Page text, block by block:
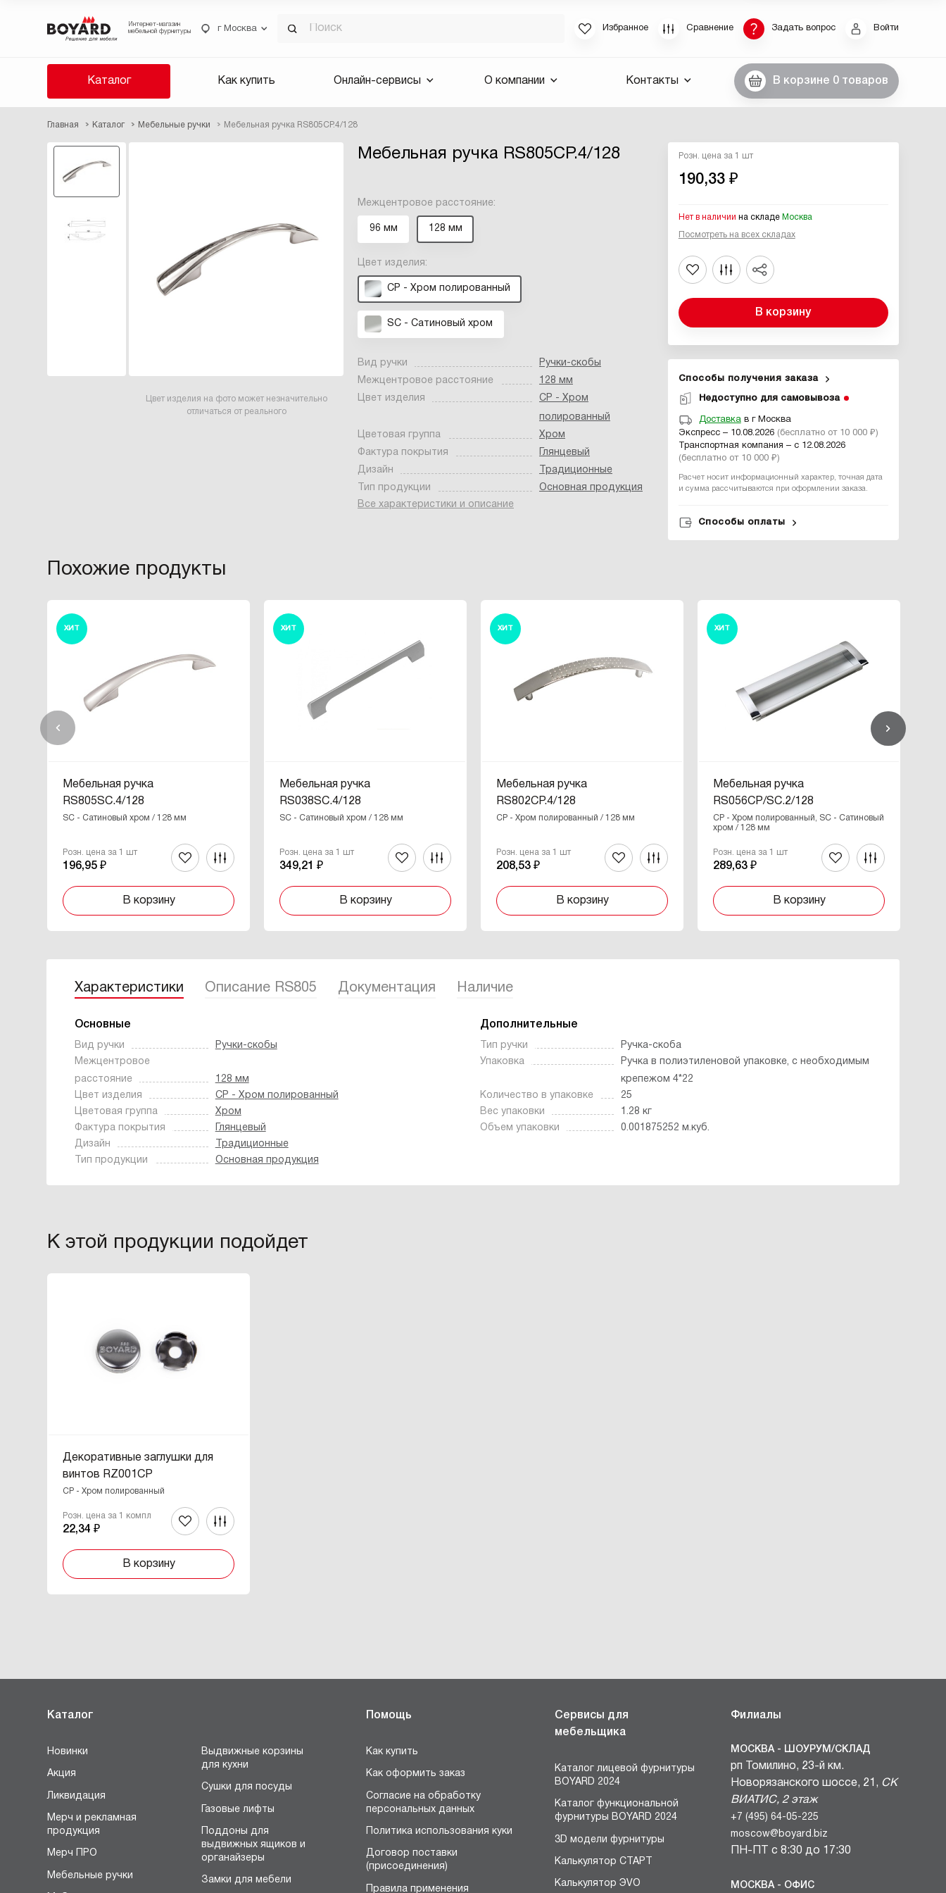
Интернет-магазин
мебельной фурнитуры
г Москва Избранное Сравнение Задать вопрос Войти
Каталог Как купить Онлайн-сервисы О компании Контакты В корзине 0 товаров
Главная Каталог Мебельные ручки Мебельная ручка RS805CP.4/128
Мебельная ручка RS805CP.4/128
Цвет изделия на фото может незначительно
отличаться от реального
Межцентровое расстояние:
96 мм 128 мм
Цвет изделия:
CP - Хром полированный
SC - Сатиновый хром
Вид ручки
Ручки-скобы
Межцентровое расстояние
128 мм
Цвет изделия
CP - Хром
полированный
Цветовая группа
Хром
Фактура покрытия
Глянцевый
Дизайн
Традиционные
Тип продукции
Основная продукция
Все характеристики и описание
Розн. цена за 1 шт
190,33 ₽
Нет в наличии на складе Москва
Посмотреть на всех складах
В корзину
Способы получения заказа
Недоступно для самовывоза
Доставкав г Москва
Экспресс – 10.08.2026 (бесплатно от 10 000 ₽)
Транспортная компания – с 12.08.2026
(бесплатно от 10 000 ₽)
Расчет носит информационный характер, точная дата
и сумма рассчитываются при оформлении заказа.
Способы оплаты
Похожие продукты
ХИТ
Мебельная ручка
RS805SC.4/128
SC - Сатиновый хром / 128 мм
Розн. цена за 1 шт
196,95 ₽
В корзину
ХИТ
Мебельная ручка
RS038SC.4/128
SC - Сатиновый хром / 128 мм
Розн. цена за 1 шт
349,21 ₽
В корзину
ХИТ
Мебельная ручка
RS802CP.4/128
CP - Хром полированный / 128 мм
Розн. цена за 1 шт
208,53 ₽
В корзину
ХИТ
Мебельная ручка
RS056CP/SC.2/128
CP - Хром полированный, SC - Сатиновый
хром / 128 мм
Розн. цена за 1 шт
289,63 ₽
В корзину
Характеристики Описание RS805 Документация Наличие
Основные
Вид ручки
Ручки-скобы
Межцентровое
расстояние
128 мм
Цвет изделия
CP - Хром полированный
Цветовая группа
Хром
Фактура покрытия
Глянцевый
Дизайн
Традиционные
Тип продукции
Основная продукция
Дополнительные
Тип ручки
Ручка-скоба
Упаковка
Ручка в полиэтиленовой упаковке, с необходимым
крепежом 4*22
Количество в упаковке
25
Вес упаковки
1.28 кг
Объем упаковки
0.001875252 м.куб.
К этой продукции подойдет
Декоративные заглушки для
винтов RZ001CP
CP - Хром полированный
Розн. цена за 1 компл
22,34 ₽
В корзину
Каталог
Новинки
Акция
Ликвидация
Мерч и рекламная
продукция
Мерч ПРО
Мебельные ручки
Выдвижные корзины
для кухни
Сушки для посуды
Газовые лифты
Поддоны для
выдвижных ящиков и
органайзеры
Замки для мебели
Помощь
Как купить
Как оформить заказ
Согласие на обработку
персональных данных
Политика использования куки
Договор поставки
(присоединения)
Правила применения
Сервисы для
мебельщика
Каталог лицевой фурнитуры
BOYARD 2024
Каталог функциональной
фурнитуры BOYARD 2024
3D модели фурнитуры
Калькулятор СТАРТ
Калькулятор ЭVO
Филиалы
МОСКВА - ШОУРУМ/СКЛАД
рп Томилино, 23-й км.
Новорязанского шоссе, 21, СК
ВИАТИС, 2 этаж
+7 (495) 64-05-225
moscow@boyard.biz
ПН-ПТ с 8:30 до 17:30
МОСКВА - ОФИС
Восстановление пароля
Если вы забыли пароль, введите E-Mail. Контрольная строка
для смены пароля, а также ваши регистрационные данные,
будут высланы вам по E-Mail.
Выслать ссылку для восстановления